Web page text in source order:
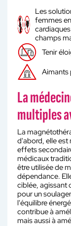
Les
femmes
champs
Tenir
Aimants
La
multiples
La
d'abord, elle est
effets
médicaux
être utilisée de
dépendance.
ciblée, agissant
pour un
l'équilibre
contribue à
mais aussi à